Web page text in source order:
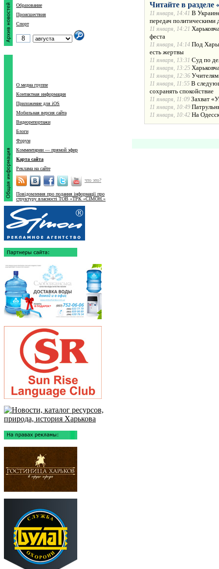
Читайте в разделе
11 января, 14:41 В
передач политическими
11 января, 14:21
феста
11 января, 14:14 Под
есть жертвы
11 января, 13:31 Суд по
11 января, 13:25
11 января, 12:36
11 января, 11:55 В
сохранять спокойствие
11 января, 11:09 Захват
11 января, 10:49
11 января, 10:42 На
Образование
Происшествия
Спорт
О медиа группе
Контактная информация
Приложение для iOS
Мобильная версия сайта
Видеорепортажи
Блоги
Форум
Комментарии — прямой эфир
Карта сайта
Реклама на сайте
что это?
Повідомлення про подання інформації про
структуру власності ТОВ «ТРК «СІМОН.»